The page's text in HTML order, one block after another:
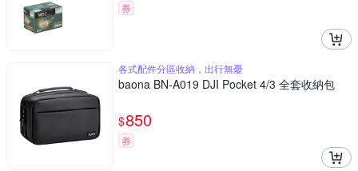
券
各式配件分區收納，出行無憂
baona BN-A019 DJI Pocket 4/3 全套收納包
$850
券